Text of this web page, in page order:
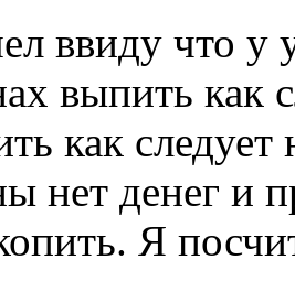
ввиду что у
выпить как
как
нет денег и
Я